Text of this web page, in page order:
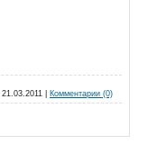
21.03.2011 Комментарии (0)